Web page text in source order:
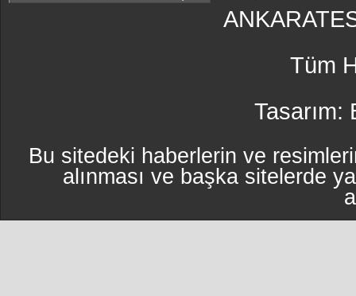
Tüm
Tasarım:
Bu sitedeki haberlerin ve
alınması ve başka sitelerde